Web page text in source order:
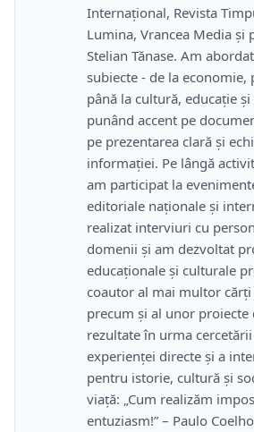
Internațional, Revista
Lumina, Vrancea Media și
Stelian Tănase. Am
subiecte - de la economie,
până la cultură, educație
punând accent pe
pe prezentarea clară și
informației. Pe lângă
am participat la
editoriale naționale și
realizat interviuri cu
domenii și am dezvoltat
educaționale și culturale
coautor al mai multor cărți
precum și al unor proiecte
rezultate în urma
experienței directe și a
pentru istorie, cultură și
viață: „Cum realizăm
entuziasm!” – Paulo Coelho